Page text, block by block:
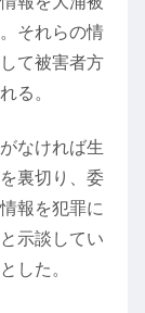
それらの情
て被害者方
る。
なければ生
裏切り、委
報を犯罪に
示談してい
した。